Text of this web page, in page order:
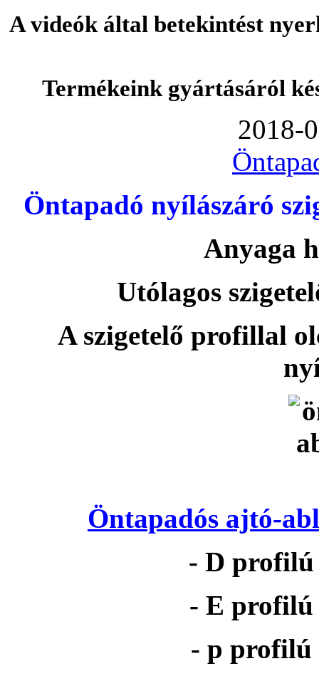
A videók által betekintést
Termékeink gyártásáról
2018-
Öntapadó nyílászáró
Anyaga
Utólagos
A szigetelő profillal
Öntapadós ajtó-
- D profilú
- E profilú
- p profilú